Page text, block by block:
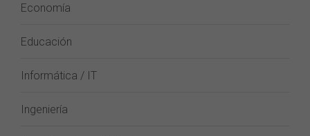
Economía
Educación
Informática / IT
Ingeniería